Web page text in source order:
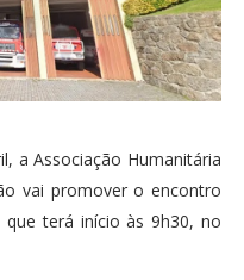
a Associação Humanitária
vai promover o encontro
que terá início às 9h30, no